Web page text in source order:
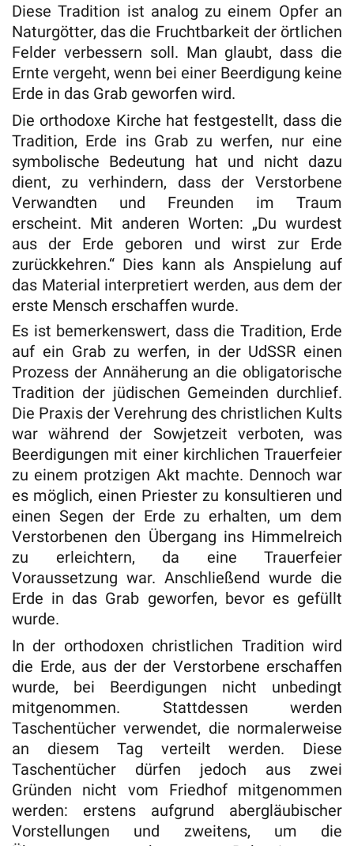
Diese Tradition ist analog zu einem Opfer an
Naturgötter, das die Fruchtbarkeit der örtlichen
Felder verbessern soll. Man glaubt, dass die
Ernte vergeht, wenn bei einer Beerdigung keine
Erde in das Grab geworfen wird.
Die orthodoxe Kirche hat festgestellt, dass die
Tradition, Erde ins Grab zu werfen, nur eine
symbolische Bedeutung hat und nicht dazu
dient, zu verhindern, dass der Verstorbene
Verwandten und Freunden im Traum
erscheint. Mit anderen Worten: „Du wurdest
aus der Erde geboren und wirst zur Erde
zurückkehren.“ Dies kann als Anspielung auf
das Material interpretiert werden, aus dem der
erste Mensch erschaffen wurde.
Es ist bemerkenswert, dass die Tradition, Erde
auf ein Grab zu werfen, in der UdSSR einen
Prozess der Annäherung an die obligatorische
Tradition der jüdischen Gemeinden durchlief.
Die Praxis der Verehrung des christlichen Kults
war während der Sowjetzeit verboten, was
Beerdigungen mit einer kirchlichen Trauerfeier
zu einem protzigen Akt machte. Dennoch war
es möglich, einen Priester zu konsultieren und
einen Segen der Erde zu erhalten, um dem
Verstorbenen den Übergang ins Himmelreich
zu erleichtern, da eine Trauerfeier
Voraussetzung war. Anschließend wurde die
Erde in das Grab geworfen, bevor es gefüllt
wurde.
In der orthodoxen christlichen Tradition wird
die Erde, aus der der Verstorbene erschaffen
wurde, bei Beerdigungen nicht unbedingt
mitgenommen. Stattdessen werden
Taschentücher verwendet, die normalerweise
an diesem Tag verteilt werden. Diese
Taschentücher dürfen jedoch aus zwei
Gründen nicht vom Friedhof mitgenommen
werden: erstens aufgrund abergläubischer
Vorstellungen und zweitens, um die